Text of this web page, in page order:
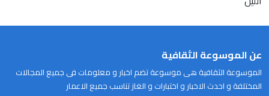
عن الموسوعة الثقافية
الموسوعة الثقافية هى موسوعة تضم اخبار و معلومات فى جميع المجالات
المختلفة و احدث الاخبار و اختبارات و الغاز تناسب جميع الاعمار